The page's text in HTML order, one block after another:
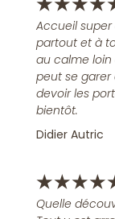
★★★★
Accueil
partout et à
au calme loin
peut se garer
devoir les
bientôt.
Didier Autric
★★★★
Quelle